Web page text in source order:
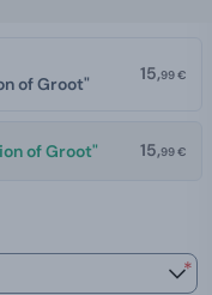
of Groot" 15,99 €
of Groot" 15,99 €
*